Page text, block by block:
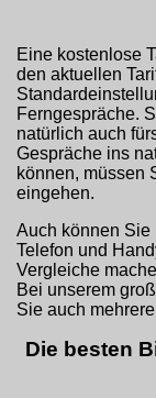
Eine kostenlose
den aktuellen
Ferngespräche.
natürlich auch
Gespräche ins
können, müssen
eingehen.
Auch können Sie
Telefon und
Vergleiche
Bei unserem
Sie auch
Die besten